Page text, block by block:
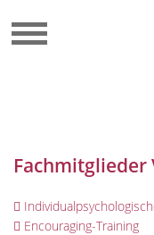
Fachmitglieder
Encouraging-Training